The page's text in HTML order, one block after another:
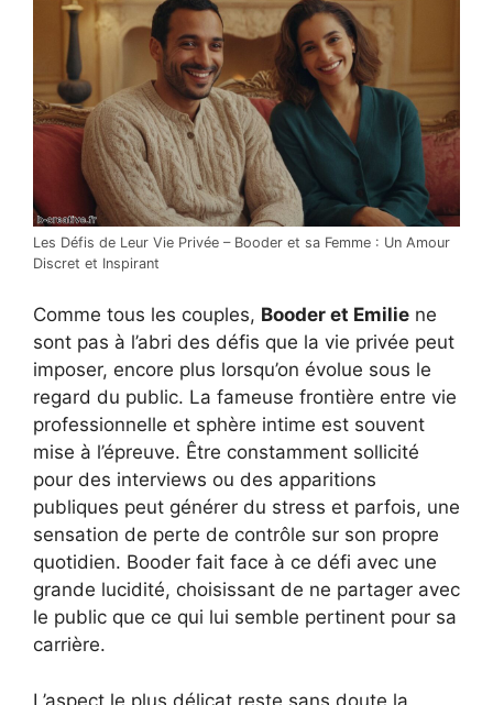
Les Défis de Leur Vie Privée – Booder et sa Femme : Un Amour
Discret et Inspirant
Comme tous les couples, Booder et Emilie ne
sont pas à l’abri des défis que la vie privée peut
imposer, encore plus lorsqu’on évolue sous le
regard du public. La fameuse frontière entre vie
professionnelle et sphère intime est souvent
mise à l’épreuve. Être constamment sollicité
pour des interviews ou des apparitions
publiques peut générer du stress et parfois, une
sensation de perte de contrôle sur son propre
quotidien. Booder fait face à ce défi avec une
grande lucidité, choisissant de ne partager avec
le public que ce qui lui semble pertinent pour sa
carrière.
L’aspect le plus délicat reste sans doute la